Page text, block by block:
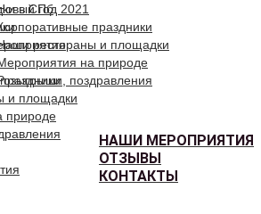
год 2021
праздники
рестораны и площадки
на природе
поздравления
НАШИ МЕРОПРИЯТИЯ
ОТЗЫВЫ
КОНТАКТЫ
в СПб
и площадки
природе